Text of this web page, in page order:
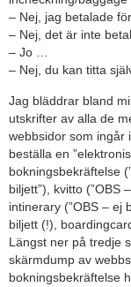
– Nej, jag betalade
– Nej, det är inte
– Jo …
– Nej, du kan titta
Jag bläddrar bland
utskrifter av alla de
webbsidor som ingår
beställa en
bokningsbekräftelse
biljett”), kvitto (”OBS
intinerary (”OBS – ej
biljett (!),
Längst ner på tredje
skärmdump av
bokningsbekräftelse